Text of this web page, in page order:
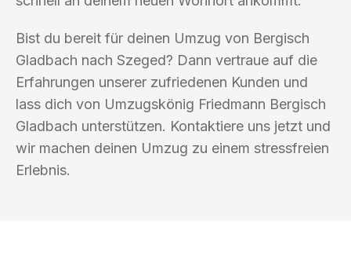
Bist du bereit für deinen Umzug von Bergisch
Gladbach nach Szeged? Dann vertraue auf die
Erfahrungen unserer zufriedenen Kunden und
lass dich von Umzugskönig Friedmann Bergisch
Gladbach unterstützen. Kontaktiere uns jetzt und
wir machen deinen Umzug zu einem stressfreien
Erlebnis.